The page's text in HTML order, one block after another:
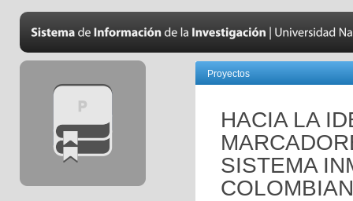
Proyectos
HACIA LA
SISTEMA